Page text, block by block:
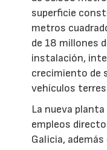
superficie
metros
de 18 millones
instalación,
crecimiento de
vehículos
La nueva
empleos
Galicia,